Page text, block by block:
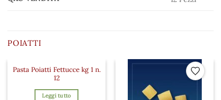
POIATTI
Aggiungi ai preferiti
Pasta Poiatti Fettucce kg 1 n.
12
Leggi tutto
ai preferiti